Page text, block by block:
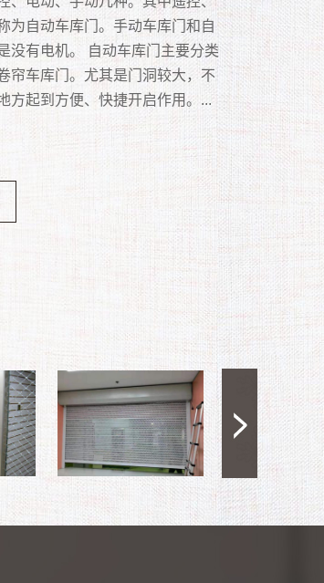
泛用于食品、化学、纺织、电
流、仓储等多种场所，可极高的
净场所，并且节省能源，高速自
率，创造更佳的作业环境等优
铺。 卷帘门同墙一样起到水平分
、座板、导轨、支座、卷轴、箱
、限位器、门楣、手动速放开关
险装置等多个部分组成，一般安
种不同商业地区的大门。 电动卷
通型、机电一体化型、智能一体
部箱子内的闸门。主要用于铺面
为自动车库门。手动车库门和自
没有电机。 自动车库门主要分类
帘车库门。尤其是门洞较大，不
方起到方便、快捷开启作用。...
计选用要点新明窗铝框透视卷闸
超高,材料上乘,不会锈蚀,给人幽
成通风和透视的双重效果,可采用
三种操作模式,更可配上遥控装置,
体最大安装尺寸可达6500mm宽
的颜色可依装修效果更换。...
风沙地区专门设计的高强度抗风
强度镀锌板一次性冷轧而成，强
坚固，导轨内有抗风钩，确保在
轨，具有抗台风、防撬、防雨、
、保温、防晒、防风沙等功能；
抛光不锈钢到深青铜的各种金
觉美感。 · 设计灵活性：适和
作和偏好。 · 早期安装选项：
放之前安装。结构管状部件，工
装置和支架上，直接安装在下方
安装托梁。 · 节省空间：为了
间，不用时，可以将其存储在开
中。 · 低成本：坚固的结构和
命长，维护成本低。...
坚实无比。3、双钩侧锁点、多锁
强型卡入式下不锈钢沉铰，坚固
多功能防盗锁，安全保障。6、
隔音。7、下坎和锁盒均用铁板衬
有耐老化，抗腐蚀等优点。外表
的透视效果和通风效果，可以起
用，外观实用大方，使用寿命长
及门窗用户所青睐，成为现代都
。广泛应用于：银行、商场、车